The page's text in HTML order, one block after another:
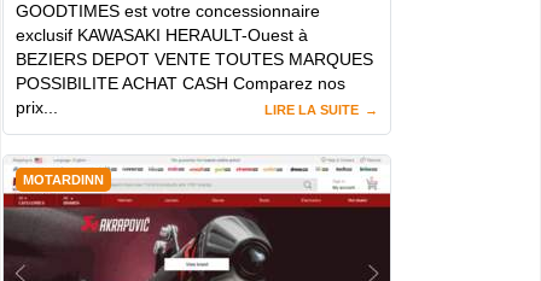
GOODTIMES est votre concessionnaire
exclusif KAWASAKI HERAULT-Ouest à
BEZIERS DEPOT VENTE TOUTES MARQUES
POSSIBILITE ACHAT CASH Comparez nos
prix...
LIRE LA SUITE
MOTARDINN